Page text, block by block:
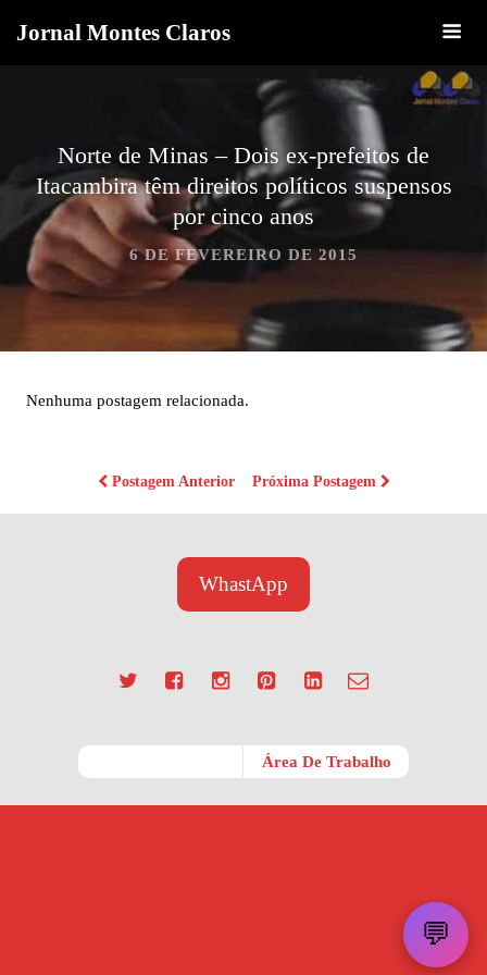
Jornal Montes Claros
Norte de Minas – Dois ex-prefeitos de
Itacambira têm direitos políticos suspensos
por cinco anos
6 DE FEVEREIRO DE 2015
Nenhuma postagem relacionada.
Postagem Anterior Próxima Postagem
WhastApp
💬
Área De Trabalho